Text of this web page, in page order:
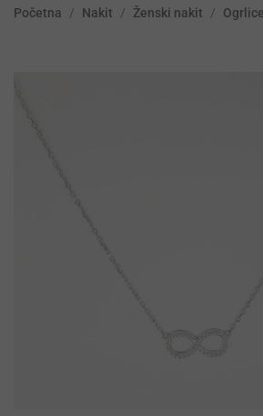
Početna / Nakit / Ženski nakit / Ogrlice